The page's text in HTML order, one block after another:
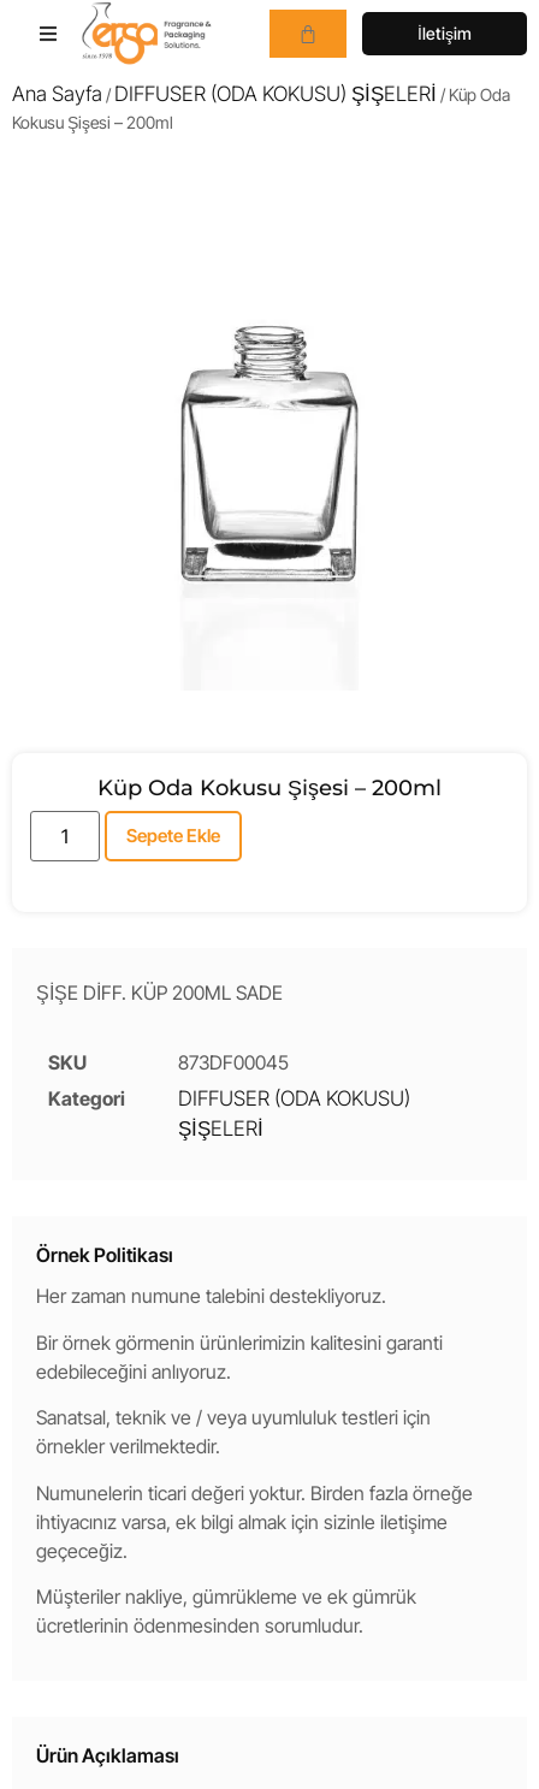
İletişim
Ana Sayfa /DIFFUSER (ODA KOKUSU) ŞİŞELERİ / Küp Oda
Kokusu Şişesi – 200ml
Küp Oda Kokusu Şişesi – 200ml
Sepete Ekle
ŞİŞE DİFF. KÜP 200ML SADE
SKU
873DF00045
Kategori
DIFFUSER (ODA KOKUSU)
ŞİŞELERİ
Örnek Politikası
Her zaman numune talebini destekliyoruz.
Bir örnek görmenin ürünlerimizin kalitesini garanti
edebileceğini anlıyoruz.
Sanatsal, teknik ve / veya uyumluluk testleri için
örnekler verilmektedir.
Numunelerin ticari değeri yoktur. Birden fazla örneğe
ihtiyacınız varsa, ek bilgi almak için sizinle iletişime
geçeceğiz.
Müşteriler nakliye, gümrükleme ve ek gümrük
ücretlerinin ödenmesinden sorumludur.
Ürün Açıklaması